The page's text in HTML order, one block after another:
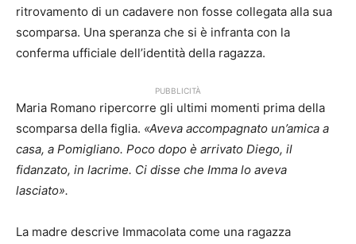
ritrovamento di un cadavere non fosse collegata alla sua
scomparsa. Una speranza che si è infranta con la
conferma ufficiale dell’identità della ragazza.
PUBBLICITÀ
Maria Romano ripercorre gli ultimi momenti prima della
scomparsa della figlia. «Aveva accompagnato un’amica a
casa, a Pomigliano. Poco dopo è arrivato Diego, il
fidanzato, in lacrime. Ci disse che Imma lo aveva
lasciato».
La madre descrive Immacolata come una ragazza